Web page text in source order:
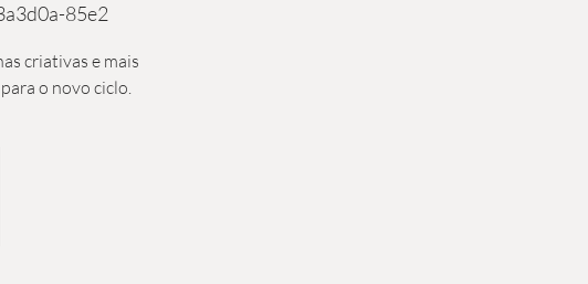
85e2
criativas e mais
o novo ciclo.